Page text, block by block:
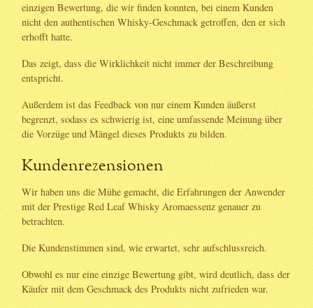
einzigen Bewertung, die wir finden konnten, bei einem Kunden
nicht den authentischen Whisky-Geschmack getroffen, den er sich
erhofft hatte.
Das zeigt, dass die Wirklichkeit nicht immer der Beschreibung
entspricht.
Außerdem ist das Feedback von nur einem Kunden äußerst
begrenzt, sodass es schwierig ist, eine umfassende Meinung über
die Vorzüge und Mängel dieses Produkts zu bilden.
Kundenrezensionen
Wir haben uns die Mühe gemacht, die Erfahrungen der Anwender
mit der Prestige Red Leaf Whisky Aromaessenz genauer zu
betrachten.
Die Kundenstimmen sind, wie erwartet, sehr aufschlussreich.
Obwohl es nur eine einzige Bewertung gibt, wird deutlich, dass der
Käufer mit dem Geschmack des Produkts nicht zufrieden war.